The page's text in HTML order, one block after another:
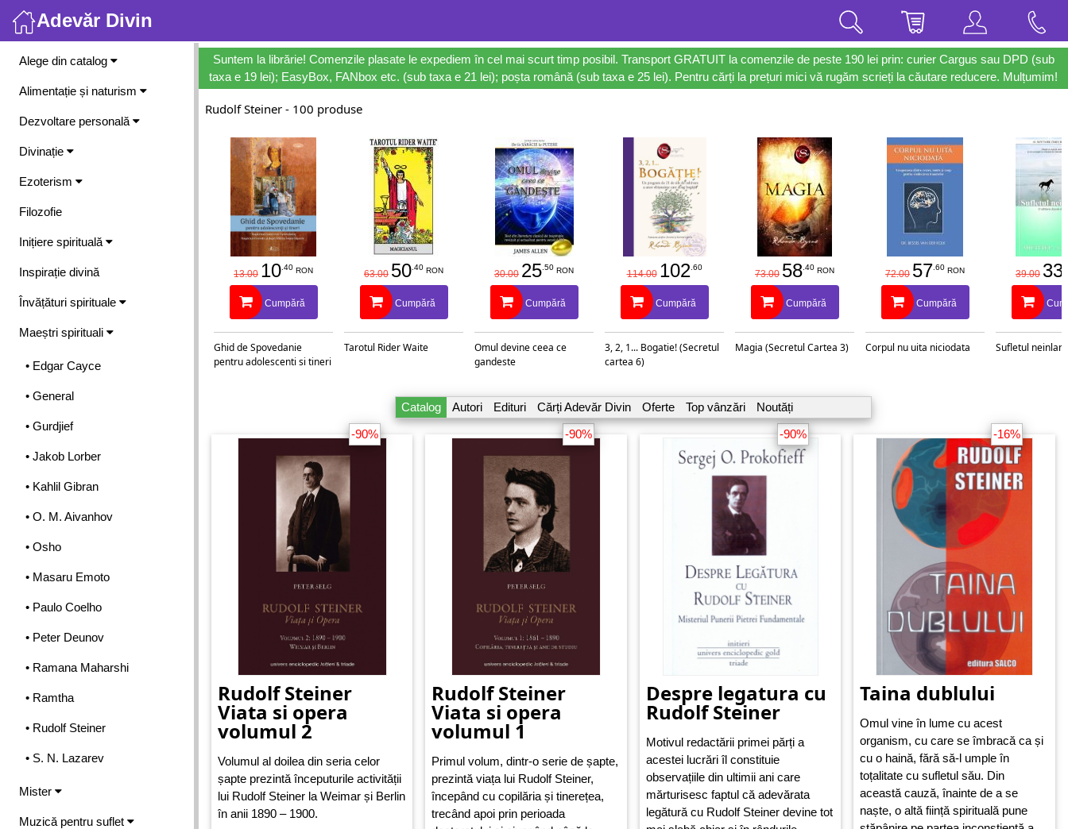
Adevăr Divin
Meniu
Alege din catalog
Alimentație și naturism
Dezvoltare personală
Divinație
Ezoterism
Filozofie
Inițiere spirituală
Inspirație divină
Învățături spirituale
Maeștri spirituali
• Edgar Cayce
• General
• Gurdjief
• Jakob Lorber
• Kahlil Gibran
• O. M. Aivanhov
• Osho
• Masaru Emoto
• Paulo Coelho
• Peter Deunov
• Ramana Maharshi
• Ramtha
• Rudolf Steiner
• S. N. Lazarev
Mister
Muzică pentru suflet
Suntem la librărie! Comenzile plasate le expediem în cel mai scurt timp posibil. Transport GRATUIT la comenzile de peste 190 lei prin: curier Cargus sau DPD (sub
taxa e 19 lei); EasyBox, FANbox etc. (sub taxa e 21 lei); poșta română (sub taxa e 25 lei). Pentru cărți la prețuri mici vă rugăm scrieți la căutare reducere. Mulțumim!
Rudolf Steiner - 100 produse
13.00 10 .40 RON
Cumpără
Ghid de Spovedanie
pentru adolescenti si tineri
63.00 50 .40 RON
Cumpără
Tarotul Rider Waite
30.00 25 .50 RON
Cumpără
Omul devine ceea ce
gandeste
114.00 102 .60
Cumpără
3, 2, 1... Bogatie! (Secretul
cartea 6)
73.00 58 .40 RON
Cumpără
Magia (Secretul Cartea 3)
72.00 57 .60 RON
Cumpără
Corpul nu uita niciodata
39.00 33
Sufletul
Catalog Autori Edituri Cărți Adevăr Divin Oferte Top vânzări
Noutăți
-90%
Rudolf Steiner
Viata si opera
volumul 2
Volumul al doilea din seria celor
șapte prezintă începuturile activității
lui Rudolf Steiner la Weimar și Berlin
în anii 1890 – 1900.
-90%
Rudolf Steiner
Viata si opera
volumul 1
Primul volum, dintr-o serie de șapte,
prezintă viața lui Rudolf Steiner,
începând cu copilăria și tinerețea,
trecând apoi prin perioada
-90%
Despre legatura cu
Rudolf Steiner
Motivul redactării primei părți a
acestei lucrări îl constituie
observațiile din ultimii ani care
mărturisesc faptul că adevărata
legătură cu Rudolf Steiner devine tot
-16%
Taina dublului
Omul vine în lume cu acest
organism, cu care se îmbracă ca și
cu o haină, fără să-l umple în
toțalitate cu sufletul său. Din
această cauză, înainte de a se
naște, o altă ființă spirituală pune